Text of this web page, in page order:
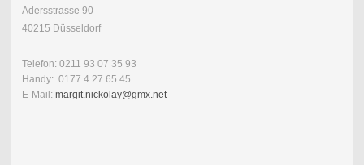
Adersstrasse 90
40215 Düsseldorf
Telefon: 0211 93 07 35 93
Handy: 0177 4 27 65 45
E-Mail: margit.nickolay@gmx.net